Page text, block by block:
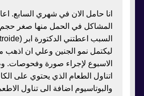
انا حامل الان في شهري السابع.
المشاكل في الحمل منها صغر حجم
ليكتمل نمو الجنين وعلي ان اذهب
الاسبوع لإجراء صورة وفحوصات.
اتناول الطعام الذي يحتوي على
والبوتاسيوم اضافة الى تناول